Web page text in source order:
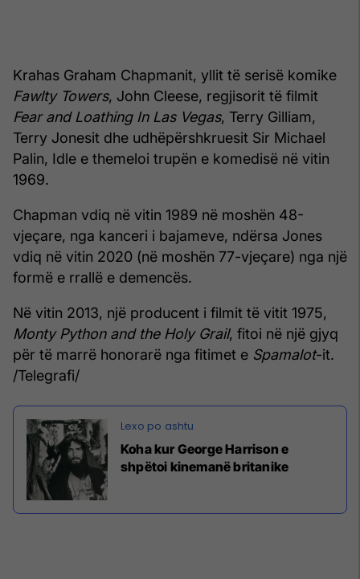
Krahas Graham Chapmanit, yllit të serisë komike
Fawlty Towers, John Cleese, regjisorit të filmit
Fear and Loathing In Las Vegas, Terry Gilliam,
Terry Jonesit dhe udhëpërshkruesit Sir Michael
Palin, Idle e themeloi trupën e komedisë në vitin
1969.
Chapman vdiq në vitin 1989 në moshën 48-
vjeçare, nga kanceri i bajameve, ndërsa Jones
vdiq në vitin 2020 (në moshën 77-vjeçare) nga një
formë e rrallë e demencës.
Në vitin 2013, një producent i filmit të vitit 1975,
Monty Python and the Holy Grail, fitoi në një gjyq
për të marrë honorarë nga fitimet e Spamalot-it.
/Telegrafi/
Koha kur George Harrison e
shpëtoi kinemanë britanike